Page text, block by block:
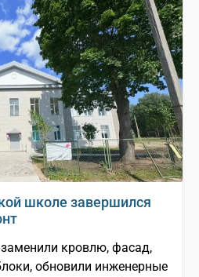
школе завершился
кровлю, фасад,
обновили инженерные